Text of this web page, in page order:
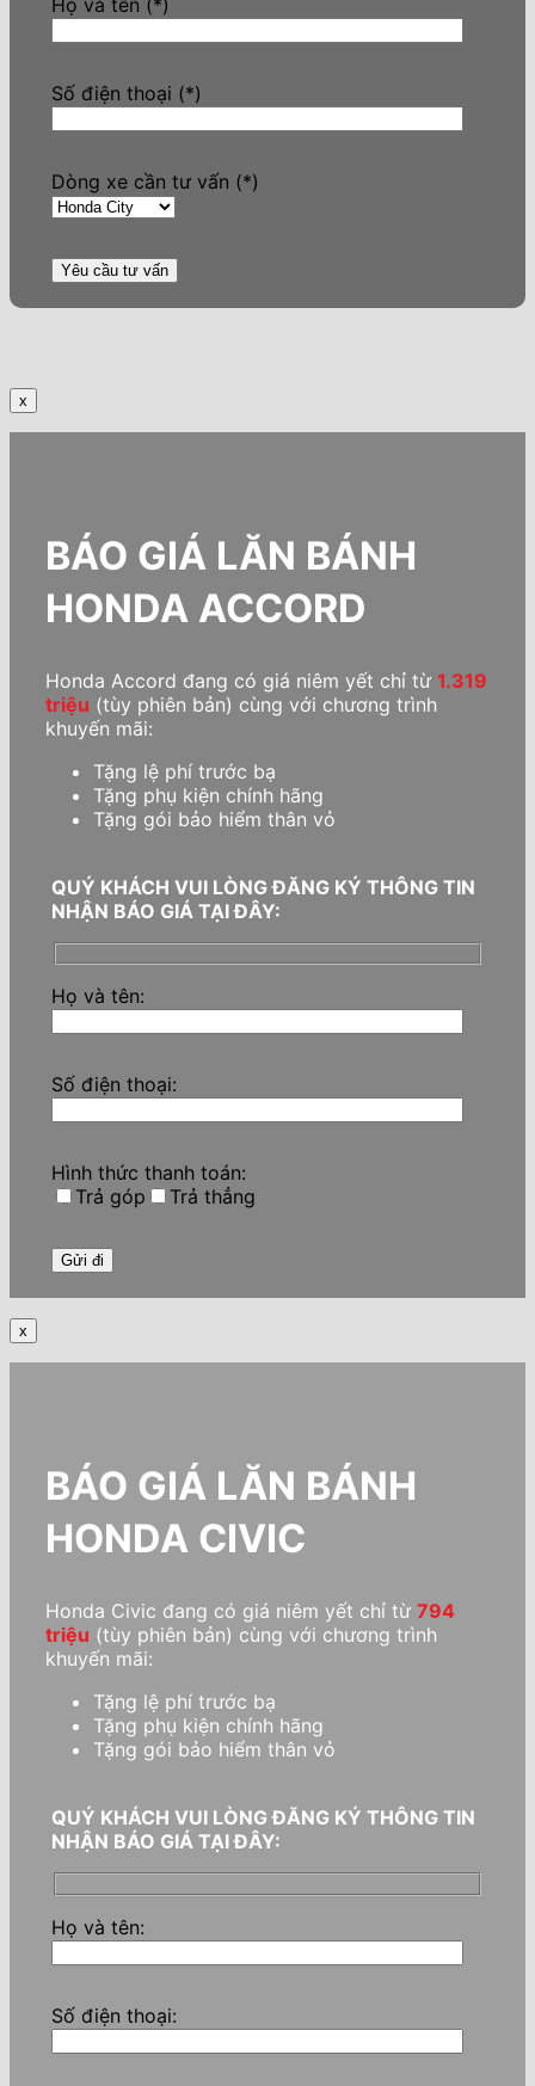
Họ và tên (*)
Số điện thoại (*)
Dòng xe cần tư vấn (*)
x
BÁO GIÁ LĂN BÁNH
HONDA ACCORD
Honda Accord đang có giá niêm yết chỉ từ 1.319
triệu (tùy phiên bản) cùng với chương trình
khuyến mãi:
Tặng lệ phí trước bạ
Tặng phụ kiện chính hãng
Tặng gói bảo hiểm thân vỏ
QUÝ KHÁCH VUI LÒNG ĐĂNG KÝ THÔNG TIN
NHẬN BÁO GIÁ TẠI ĐÂY:
Họ và tên:
Số điện thoại:
Hình thức thanh toán:
Trả góp
Trả thẳng
x
BÁO GIÁ LĂN BÁNH
HONDA CIVIC
Honda Civic đang có giá niêm yết chỉ từ 794
triệu (tùy phiên bản) cùng với chương trình
khuyến mãi:
Tặng lệ phí trước bạ
Tặng phụ kiện chính hãng
Tặng gói bảo hiểm thân vỏ
QUÝ KHÁCH VUI LÒNG ĐĂNG KÝ THÔNG TIN
NHẬN BÁO GIÁ TẠI ĐÂY:
Họ và tên:
Số điện thoại: